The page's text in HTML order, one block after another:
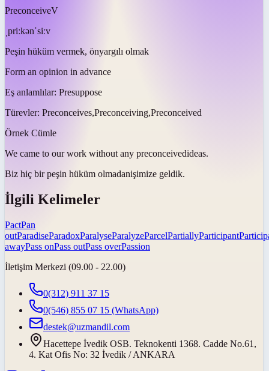
PreconceiveV
ˌpriːkənˈsiːv
Peşin hüküm vermek, önyargılı olmak
Form an opinion in advance
Eş anlamlılar: Presuppose
Türevler: Preconceives,Preconceiving,Preconceived
Örnek Cümle
We came to our work without any preconceivedideas.
Biz hiç bir peşin hüküm olmadanişimize geldik.
İlgili Kelimeler
PactPan
outParadiseParadoxParalyseParalyzeParcelPartiallyParticipant
awayPass onPass outPass overPassion
İletişim Merkezi (09.00 - 22.00)
0(312) 911 37 15
0(546) 855 07 15 (WhatsApp)
destek@uzmandil.com
Hacettepe İvedik OSB. Teknokenti 1368. Cadde No.61,
4. Kat Ofis No: 32 İvedik / ANKARA